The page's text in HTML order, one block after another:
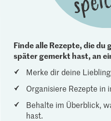
Finde alle Rezepte, die
später gemerkt hast, an
Merke dir deine
Organisiere Rezepte in
Behalte im Überblick,
hast.